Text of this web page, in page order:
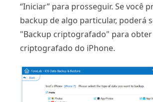
“Iniciar” para prosseguir. Se você
backup de algo particular, poderá
"Backup criptografado" para
criptografado do iPhone.